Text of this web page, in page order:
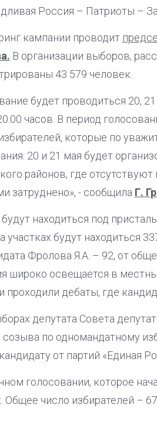
Россия – Патриоты –
кампании проводит
В организации выборов,
43 579 человек.
будет проводиться 20,
часов. В период
которые по
20 и 21 мая будет
районов, где
затруднено», - сообщила Г.
находиться под
участках будут находиться
Фролова Я.А. – 92, от
широко освещается в
проходили дебаты, где
депутата Совета
созыва по одномандатному
от партий «Единая
голосовании, которое
Общее число избирателей –